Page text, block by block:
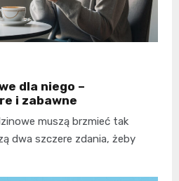
dla niego –
i zabawne
muszą brzmieć tak
dwa szczere zdania, żeby